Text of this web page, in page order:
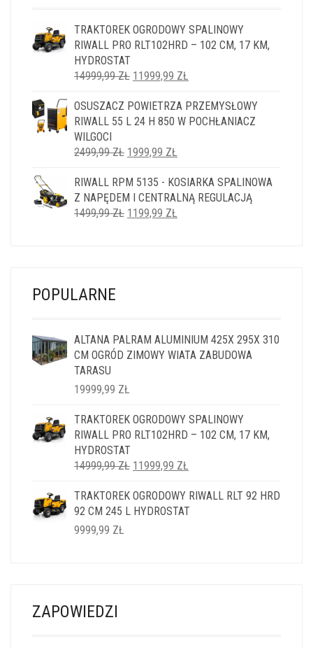
TRAKTOREK OGRODOWY SPALINOWY
RIWALL PRO RLT102HRD – 102 CM, 17 KM,
HYDROSTAT
14999,99ZŁ PIERWOTNA
WYNOSIŁA:
14999,99 ZŁ.
11999,99 ZŁ
WYNOSI:
11999,99 ZŁ.
OSUSZACZ POWIETRZA PRZEMYSŁOWY
RIWALL 55 L 24 H 850 W POCHŁANIACZ
WILGOCI
2499,99ZŁ PIERWOTNA
WYNOSIŁA:
2499,99 ZŁ.
1999,99 ZŁ
WYNOSI:
1999,99 ZŁ.
RIWALL RPM 5135 - KOSIARKA SPALINOWA
Z NAPĘDEM I CENTRALNĄ REGULACJĄ
1499,99ZŁ PIERWOTNA
1199,99 ZŁ
POPULARNE
ALTANA PALRAM ALUMINIUM 425X 295X 310
CM OGRÓD ZIMOWY WIATA ZABUDOWA
TARASU
19999,99 ZŁ
TRAKTOREK OGRODOWY SPALINOWY
RIWALL PRO RLT102HRD – 102 CM, 17 KM,
HYDROSTAT
14999,99ZŁ PIERWOTNA
WYNOSIŁA:
14999,99 ZŁ.
11999,99 ZŁ
WYNOSI:
11999,99 ZŁ.
TRAKTOREK OGRODOWY RIWALL RLT 92 HRD
92 CM 245 L HYDROSTAT
9999,99 ZŁ
ZAPOWIEDZI